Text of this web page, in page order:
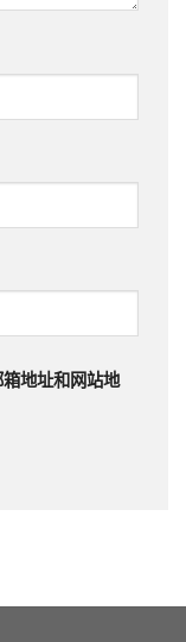
地址和网站地